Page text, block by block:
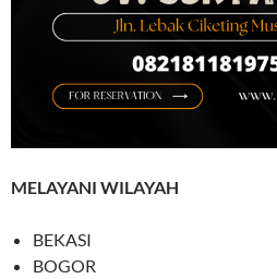
MELAYANI WILAYAH
BEKASI
BOGOR